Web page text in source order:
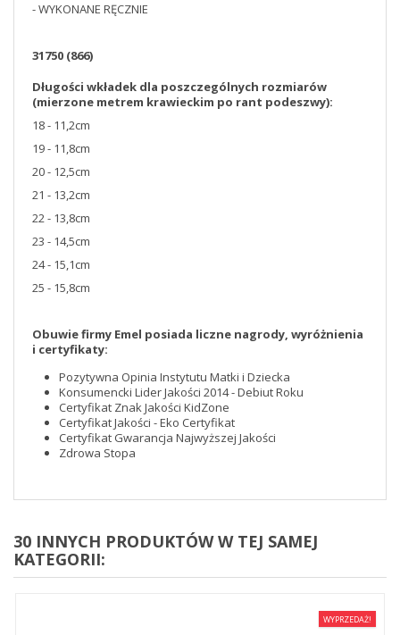
- WYKONANE RĘCZNIE
31750 (866)
Długości wkładek dla poszczególnych rozmiarów
(mierzone metrem krawieckim po rant podeszwy):
18 - 11,2cm
19 - 11,8cm
20 - 12,5cm
21 - 13,2cm
22 - 13,8cm
23 - 14,5cm
24 - 15,1cm
25 - 15,8cm
Obuwie firmy Emel posiada liczne nagrody, wyróżnienia
i certyfikaty:
Pozytywna Opinia Instytutu Matki i Dziecka
Konsumencki Lider Jakości 2014 - Debiut Roku
Certyfikat Znak Jakości KidZone
Certyfikat Jakości - Eko Certyfikat
Certyfikat Gwarancja Najwyższej Jakości
Zdrowa Stopa
30 INNYCH PRODUKTÓW W TEJ SAMEJ
KATEGORII:
WYPRZEDAŻ!